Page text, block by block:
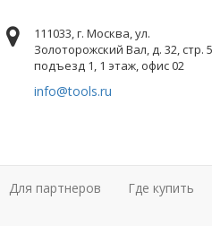
111033, г. Москва, ул.
Золоторожский Вал, д. 32, стр.
подъезд 1, 1 этаж, офис 02
info@tools.ru
Для партнеров Где купить